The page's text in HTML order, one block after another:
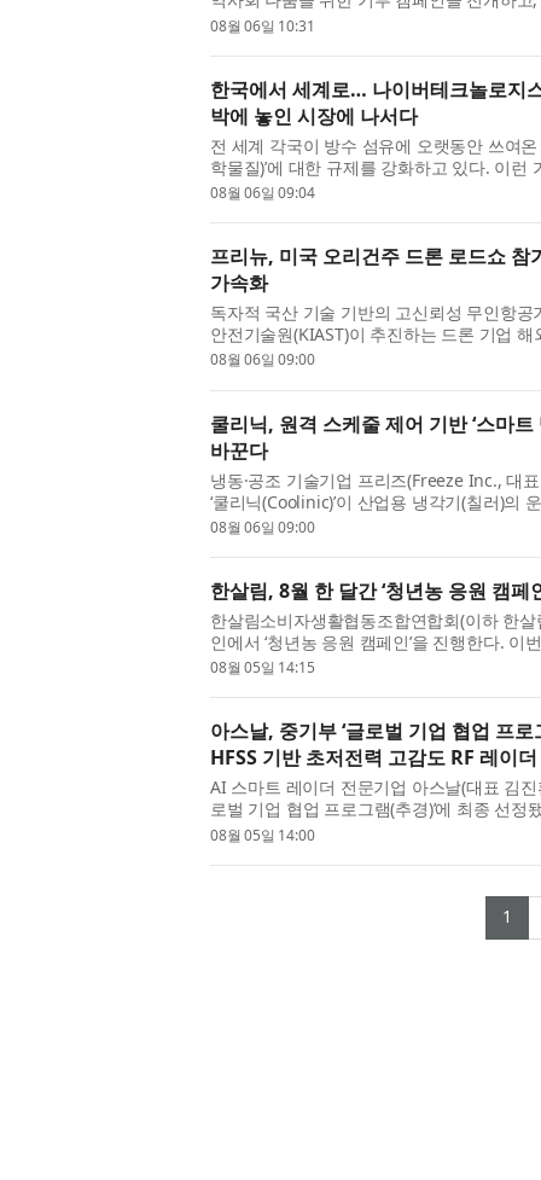
을 진행했다고 밝혔다. 이번 캠페인은 엘앤
08월 06일 10:31
한국에서 세계로… 나이버테크놀로지
박에 놓인 시장에 나서다
전 세계 각국이 방수 섬유에 오랫동안 쓰여
학물질)’에 대한 규제를 강화하고 있다. 이
Technologies Pte. Ltd.)가 성능 저하 없이
08월 06일 09:04
프리뉴, 미국 오리건주 드론 로드쇼
가속화
독자적 국산 기술 기반의 고신뢰성 무인항
안전기술원(KIAST)이 추진하는 드론 기업
(Oregon)주 드론 로드쇼’에 참가해 북미 시
08월 06일 09:00
쿨리닉, 원격 스케줄 제어 기반 ‘스마
바꾼다
냉동·공조 기술기업 프리즈(Freeze Inc., 대
‘쿨리닉(Coolinic)’이 산업용 냉각기(칠러)의
에 따라 원격으로 자동 운전할 수 있는 ‘스마
08월 06일 09:00
한살림, 8월 한 달간 ‘청년농 응원 캠페
한살림소비자생활협동조합연합회(이하 한
인에서 ‘청년농 응원 캠페인’을 진행한다.
로, 소비자와 청년농부가 직접 만나 교류하
08월 05일 14:15
아스날, 중기부 ‘글로벌 기업 협업 프
HFSS 기반 초저전력 고감도 RF 레이더
AI 스마트 레이더 전문기업 아스날(대표 김
로벌 기업 협업 프로그램(추경)’에 최종 선
내 유망 스타트업이 세계적인 기술 기업과
08월 05일 14:00
1